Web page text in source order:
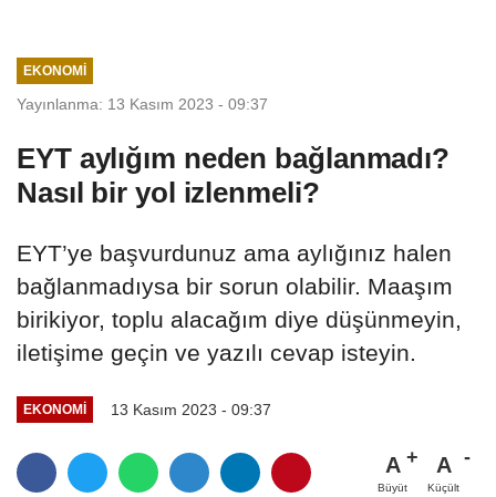
EKONOMI
Yayınlanma: 13 Kasım 2023 - 09:37
EYT aylığım neden bağlanmadı?
Nasıl bir yol izlenmeli?
EYT’ye başvurdunuz ama aylığınız halen
bağlanmadıysa bir sorun olabilir. Maaşım
birikiyor, toplu alacağım diye düşünmeyin,
iletişime geçin ve yazılı cevap isteyin.
EKONOMI 13 Kasım 2023 - 09:37
A
Büyüt
A
Küçült